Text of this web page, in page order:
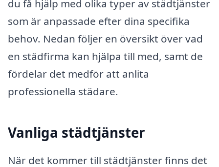
du få hjälp med olika typer av städtjänster
som är anpassade efter dina specifika
behov. Nedan följer en översikt över vad
en städfirma kan hjälpa till med, samt de
fördelar det medför att anlita
professionella städare.
Vanliga städtjänster
När det kommer till städtjänster finns det